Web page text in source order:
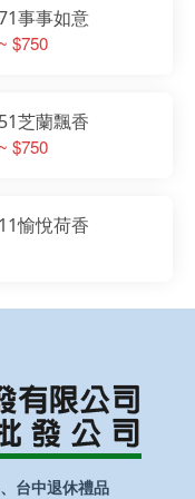
事事如意
$750
芝蘭飄香
$750
愉悅荷香
台中退休禮品